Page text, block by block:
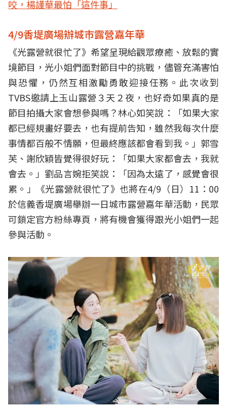
咬，楊謹華最怕「這件事」
4/9香堤廣場辦城市露營嘉年華
《光露營就很忙了》希望呈現給觀眾療癒、放鬆的實
境節目，光小姐們面對節目中的挑戰，儘管充滿害怕
與恐懼，仍然互相激勵勇敢迎接任務。此次收到
TVBS邀請上玉山露營３天２夜，也好奇如果真的是
節目拍攝大家會想參與嗎？林心如笑說：「如果大家
都已經規畫好要去，也有提前告知，雖然我每次什麼
事情都百般不情願，但最終應該都會看到我。」郭雪
芙、謝欣穎皆覺得很好玩：「如果大家都會去，我就
會去。」劉品言婉拒笑說：「因為太遠了，感覺會很
累。」《光露營就很忙了》也將在4/9（日）11：00
於信義香堤廣場舉辦一日城市露營嘉年華活動，民眾
可鎖定官方粉絲專頁，將有機會獲得跟光小姐們一起
參與活動。